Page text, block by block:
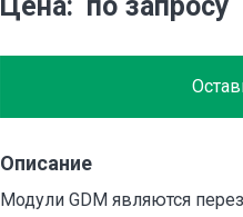
Описание
Модули GDM являются